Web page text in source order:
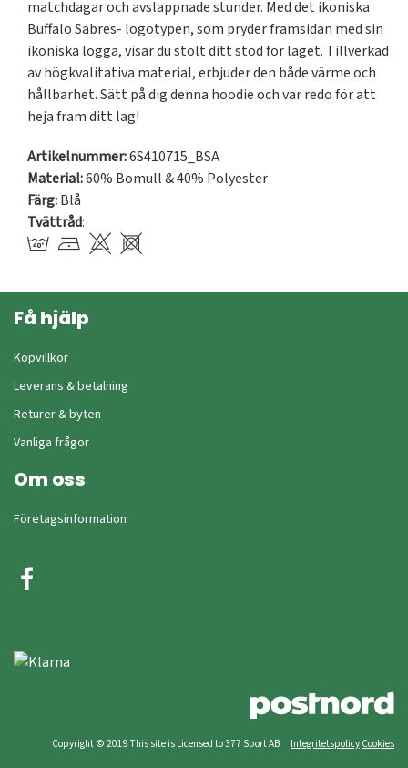
matchdagar och avslappnade stunder. Med det ikoniska
Buffalo Sabres- logotypen, som pryder framsidan med sin
ikoniska logga, visar du stolt ditt stöd för laget. Tillverkad
av högkvalitativa material, erbjuder den både värme och
hållbarhet. Sätt på dig denna hoodie och var redo för att
heja fram ditt lag!
Artikelnummer:6S410715_BSA
Material:60% Bomull & 40% Polyester
Färg:Blå
Tvättråd:
Få hjälp
Köpvillkor
Leverans & betalning
Returer & byten
Vanliga frågor
Om oss
Företagsinformation
Copyright © 2019 This site is Licensed to 377 Sport AB Integritetspolicy Cookies